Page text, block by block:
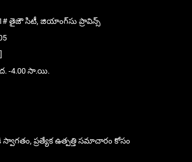
తైజౌ సిటీ, జియాంగ్‌సు ప్రావిన్స్
-4.00 సా.యి.
ప్రత్యేక ఉత్పత్తి సమాచారం కోసం